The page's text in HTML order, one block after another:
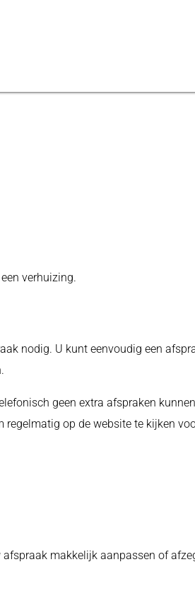
verhuizing.
nodig. U kunt eenvoudig een
geen extra afspraken kunnen
regelmatig op de website te kijken
makkelijk aanpassen of